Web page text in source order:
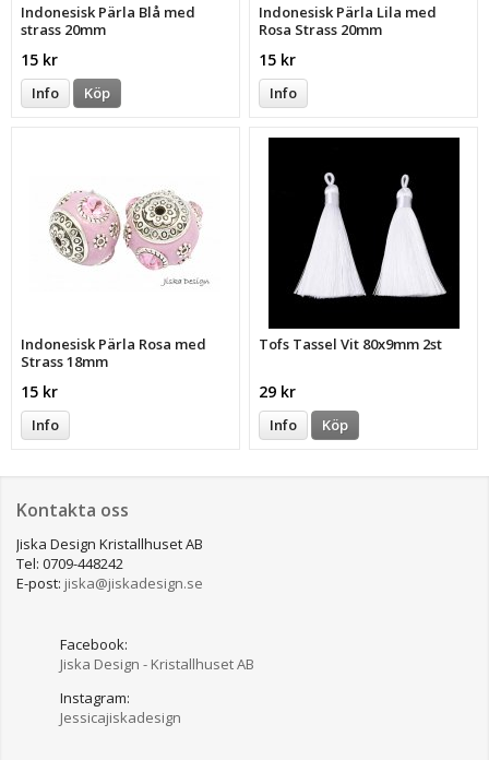
Indonesisk Pärla Blå med
strass 20mm
15 kr
Info Köp
Indonesisk Pärla Lila med
Rosa Strass 20mm
15 kr
Info
Indonesisk Pärla Rosa med
Strass 18mm
15 kr
Info
Tofs Tassel Vit 80x9mm 2st
29 kr
Info Köp
Kontakta oss
Jiska Design Kristallhuset AB
Tel: 0709-448242
E-post: jiska@jiskadesign.se
Facebook:
Jiska Design - Kristallhuset AB
Instagram:
Jessicajiskadesign